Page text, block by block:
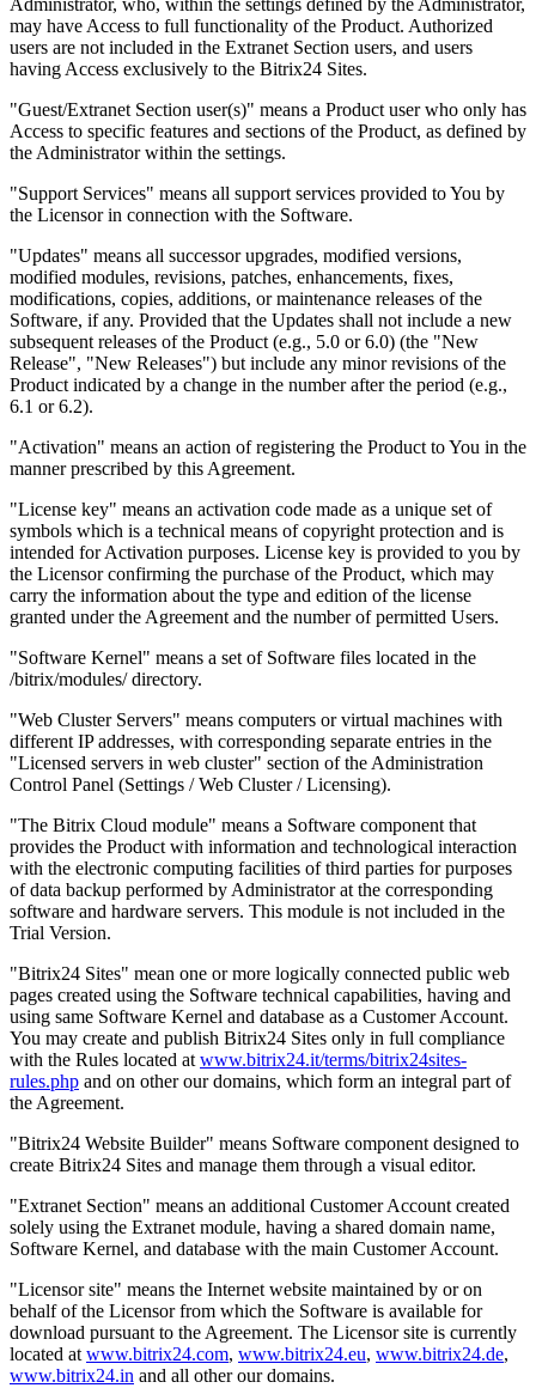
Administrator, who, within the settings defined by the Administrator,
may have Access to full functionality of the Product. Authorized
users are not included in the Extranet Section users, and users
having Access exclusively to the Bitrix24 Sites.
"Guest/Extranet Section user(s)" means a Product user who only has
Access to specific features and sections of the Product, as defined by
the Administrator within the settings.
"Support Services" means all support services provided to You by
the Licensor in connection with the Software.
"Updates" means all successor upgrades, modified versions,
modified modules, revisions, patches, enhancements, fixes,
modifications, copies, additions, or maintenance releases of the
Software, if any. Provided that the Updates shall not include a new
subsequent releases of the Product (e.g., 5.0 or 6.0) (the "New
Release", "New Releases") but include any minor revisions of the
Product indicated by a change in the number after the period (e.g.,
6.1 or 6.2).
"Activation" means an action of registering the Product to You in the
manner prescribed by this Agreement.
"License key" means an activation code made as a unique set of
symbols which is a technical means of copyright protection and is
intended for Activation purposes. License key is provided to you by
the Licensor confirming the purchase of the Product, which may
carry the information about the type and edition of the license
granted under the Agreement and the number of permitted Users.
"Software Kernel" means a set of Software files located in the
/bitrix/modules/ directory.
"Web Cluster Servers" means computers or virtual machines with
different IP addresses, with corresponding separate entries in the
"Licensed servers in web cluster" section of the Administration
Control Panel (Settings / Web Cluster / Licensing).
"The Bitrix Cloud module" means a Software component that
provides the Product with information and technological interaction
with the electronic computing facilities of third parties for purposes
of data backup performed by Administrator at the corresponding
software and hardware servers. This module is not included in the
Trial Version.
"Bitrix24 Sites" mean one or more logically connected public web
pages created using the Software technical capabilities, having and
using same Software Kernel and database as a Customer Account.
You may create and publish Bitrix24 Sites only in full compliance
with the Rules located atwww.bitrix24.it/terms/bitrix24sites-
rules.php and on other our domains, which form an integral part of
the Agreement.
"Bitrix24 Website Builder" means Software component designed to
create Bitrix24 Sites and manage them through a visual editor.
"Extranet Section" means an additional Customer Account created
solely using the Extranet module, having a shared domain name,
Software Kernel, and database with the main Customer Account.
"Licensor site" means the Internet website maintained by or on
behalf of the Licensor from which the Software is available for
download pursuant to the Agreement. The Licensor site is currently
located atwww.bitrix24.com, www.bitrix24.eu, www.bitrix24.de,
www.bitrix24.in and all other our domains.